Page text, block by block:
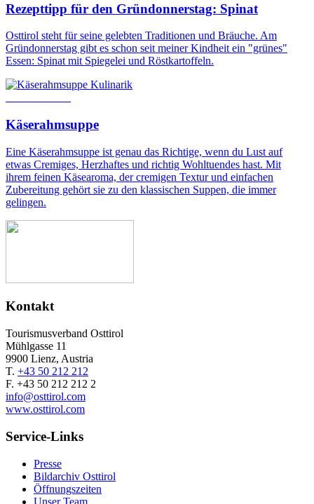
Rezepttipp für den Gründonnerstag: Spinat
Osttirol steht für seine gelebten Traditionen und Bräuche. Am
Gründonnerstag gibt es schon seit meiner Kindheit ein "grünes"
Essen: Spinat mit Spiegelei und Röstkartoffeln.
Kulinarik
Käserahmsuppe
Eine Käserahmsuppe ist genau das Richtige, wenn du Lust auf
etwas Cremiges, Herzhaftes und richtig Wohltuendes hast. Mit
ihrem feinen Käsearoma, der cremigen Textur und einfachen
Zubereitung gehört sie zu den klassischen Suppen, die immer
gelingen.
Kontakt
Tourismusverband Osttirol
Mühlgasse 11
9900 Lienz, Austria
T. +43 50 212 212
F. +43 50 212 212 2
info@osttirol.com
www.osttirol.com
Service-Links
Presse
Bildarchiv Osttirol
Öffnungszeiten
Unser Team